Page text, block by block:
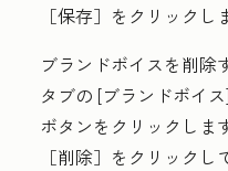
［保存］ をクリックし
ブランドボイスを削除
タブの [ブランドボイス
ボタンをクリックしま
［削除］ をクリックし